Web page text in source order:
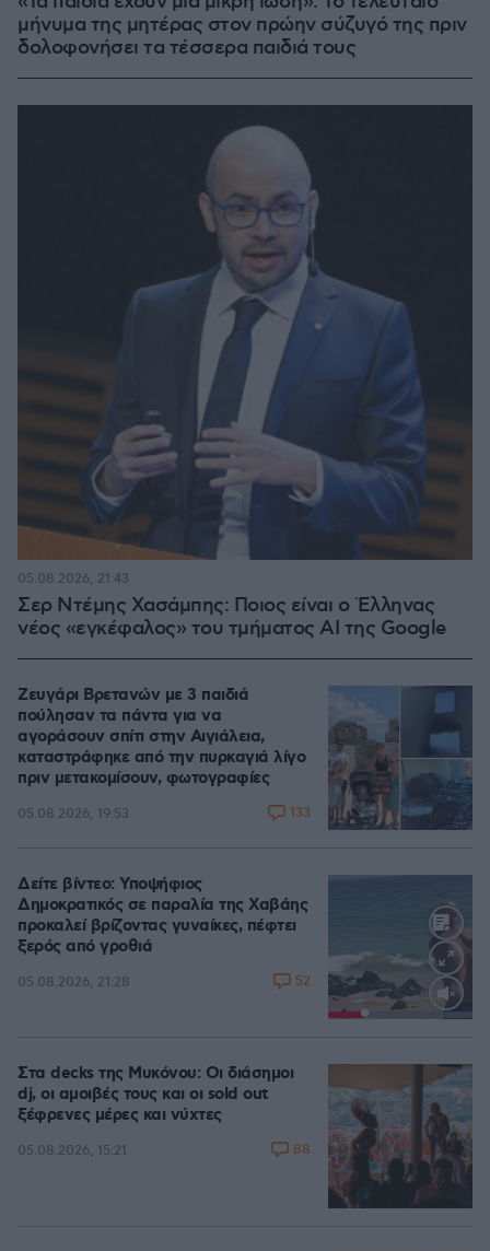
μήνυμα της μητέρας στον πρώην σύζυγό της πριν
δολοφονήσει τα τέσσερα παιδιά τους
Σερ Ντέμης Χασάμπης: Ποιος είναι ο Έλληνας
νέος «εγκέφαλος» του τμήματος AI της Google
05.08.2026, 21:43
Ζευγάρι Βρετανών με 3 παιδιά
πούλησαν τα πάντα για να
αγοράσουν σπίτι στην Αιγιάλεια,
καταστράφηκε από την πυρκαγιά λίγο
πριν μετακομίσουν, φωτογραφίες
05.08.2026, 19:53 133
Loaded:
Δείτε βίντεο: Υποψήφιος
Δημοκρατικός σε παραλία της Χαβάης
προκαλεί βρίζοντας γυναίκες, πέφτει
ξερός από γροθιά
05.08.2026, 21:28 52
Στα decks της Μυκόνου: Οι διάσημοι
dj, οι αμοιβές τους και οι sold out
ξέφρενες μέρες και νύχτες
05.08.2026, 15:21 88